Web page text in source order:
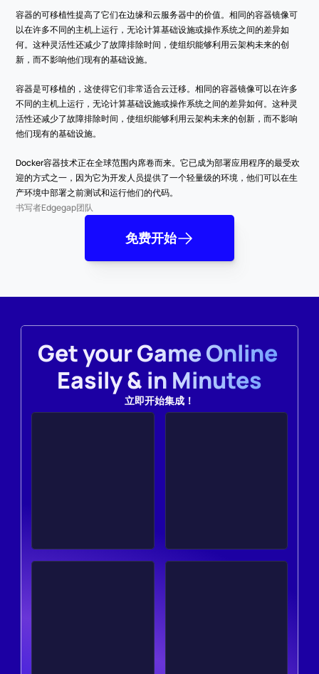
容器的可移植性提高了它们在边缘和云服务器中的价值。相同的容器镜像可
以在许多不同的主机上运行，无论计算基础设施或操作系统之间的差异如
何。这种灵活性还减少了故障排除时间，使组织能够利用云架构未来的创
新，而不影响他们现有的基础设施。
容器是可移植的，这使得它们非常适合云迁移。相同的容器镜像可以在许多
不同的主机上运行，无论计算基础设施或操作系统之间的差异如何。这种灵
活性还减少了故障排除时间，使组织能够利用云架构未来的创新，而不影响
他们现有的基础设施。
Docker容器技术正在全球范围内席卷而来。它已成为部署应用程序的最受欢
迎的方式之一，因为它为开发人员提供了一个轻量级的环境，他们可以在生
产环境中部署之前测试和运行他们的代码。
书写者Edgegap团队
免费开始
Get your Game Online
Easily & in Minutes
立即开始集成！